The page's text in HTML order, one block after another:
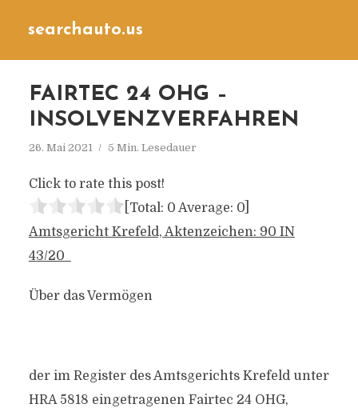
searchauto.us
FAIRTEC 24 OHG –
INSOLVENZVERFAHREN
26. Mai 2021 5 Min. Lesedauer
Click to rate this post!
[Total: 0 Average: 0]
Amtsgericht Krefeld, Aktenzeichen: 90 IN
43/20
Über das Vermögen
der im Register des Amtsgerichts Krefeld unter
HRA 5818 eingetragenen Fairtec 24 OHG,